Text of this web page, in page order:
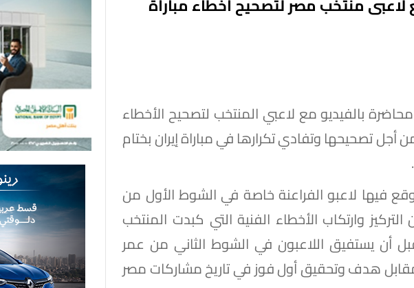
بالفيديو مع لاعبي المنتخب لتصحيح الأخطاء
أجل تصحيحها وتفادي تكرارها في مباراة إيران بختام
فيها لاعبو الفراعنة خاصة في الشوط الأول من
التركيز وارتكاب الأخطاء الفنية التي كبدت المنتخب
أن يستفيق اللاعبون في الشوط الثاني من عمر
مقابل هدف وتحقيق أول فوز في تاريخ مشاركات مصر